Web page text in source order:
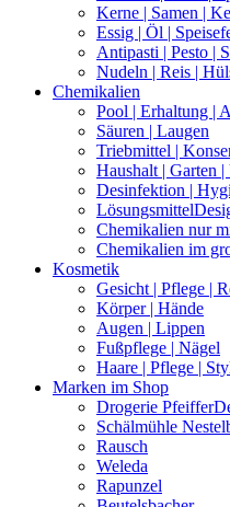
Kerne | Samen |
Essig | Öl |
Antipasti | Pesto |
Nudeln | Reis |
Chemikalien
Pool | Erhaltung |
Säuren | Laugen
Triebmittel |
Haushalt | Garten
Desinfektion |
Lösungsmittel
Chemikalien nur
Chemikalien im
Kosmetik
Gesicht | Pflege |
Körper | Hände
Augen | Lippen
Fußpflege | Nägel
Haare | Pflege |
Marken im Shop
Drogerie Pfeiffer
Schälmühle
Rausch
Weleda
Rapunzel